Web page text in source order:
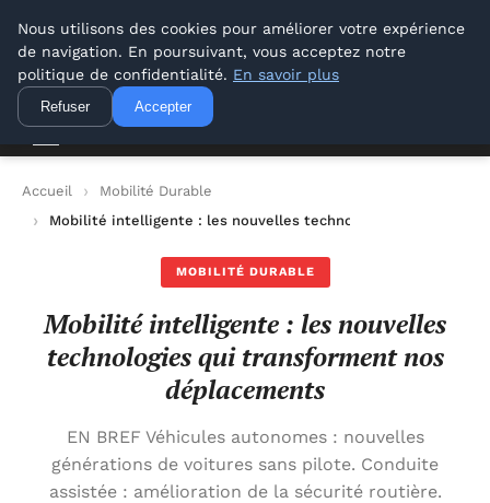
Offways.fr
Offways.fr
Accueil
Mobilité Durable
Mobilité intelligente : les nouvelles technologies qui
MOBILITÉ DURABLE
Mobilité intelligente : les nouvelles
technologies qui transforment nos
déplacements
EN BREF Véhicules autonomes : nouvelles
générations de voitures sans pilote. Conduite
assistée : amélioration de la sécurité routière.
Nous utilisons des cookies pour améliorer votre expérience
de navigation. En poursuivant, vous acceptez notre
politique de confidentialité. En savoir plus
Refuser Accepter